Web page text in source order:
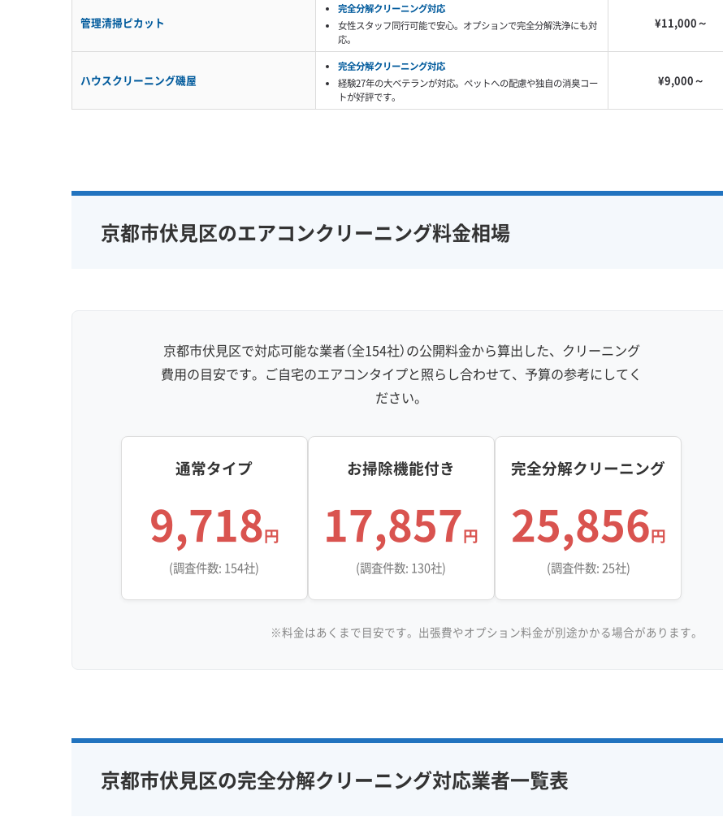
管理清掃ピカット
完全分解クリーニング対応
女性スタッフ同行可能で安心。オプションで完全分解洗浄にも対
応。
¥11,000～
ハウスクリーニング磯屋
完全分解クリーニング対応
経験27年の大ベテランが対応。ペットへの配慮や独自の消臭コー
トが好評です。
¥9,000～
京都市伏見区のエアコンクリーニング料金相場
京都市伏見区で対応可能な業者（全154社）の公開料金から算出した、クリーニング
費用の目安です。ご自宅のエアコンタイプと照らし合わせて、予算の参考にしてく
ださい。
通常タイプ
9,718円
(調査件数: 154社)
お掃除機能付き
17,857円
(調査件数: 130社)
完全分解クリーニング
25,856円
(調査件数: 25社)
※料金はあくまで目安です。出張費やオプション料金が別途かかる場合があります。
京都市伏見区の完全分解クリーニング対応業者一覧表